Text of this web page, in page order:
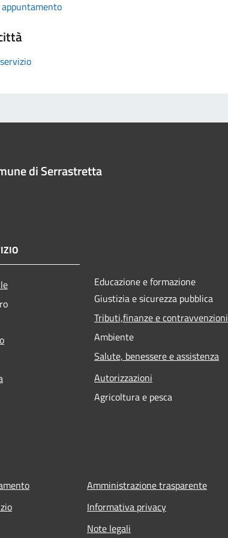
di Serrastretta
Educazione e formazione
Giustizia e sicurezza pubblica
Tributi,finanze e contravvenzioni
Ambiente
Salute, benessere e assistenza
Autorizzazioni
Agricoltura e pesca
Amministrazione trasparente
Informativa privacy
Note legali